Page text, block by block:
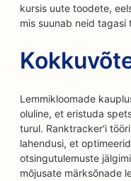
kursis uute toodete,
mis suunab neid tagasi
Lemmikloomade
oluline, et eristuda
turul. Ranktracker'i
lahendusi, et
otsingutulemuste
mõjusate märksõnade